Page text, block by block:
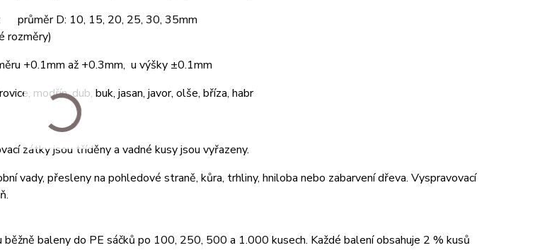
průměr D: 10, 15, 20, 25, 30, 35mm
rozměry)
+0.1mm až +0.3mm, u výšky ±0.1mm
dub, buk, jasan, javor, olše, bříza, habr
jsou tříděny a vadné kusy jsou vyřazeny.
vady, přesleny na pohledové straně, kůra, trhliny, hniloba nebo zabarvení dřeva. Vyspravovací
běžně baleny do PE sáčků po 100, 250, 500 a 1.000 kusech. Každé balení obsahuje 2 % kusů